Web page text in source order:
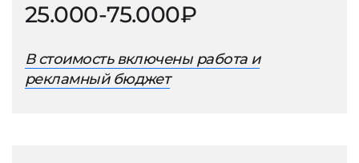
25.000-75.000₽
В стоимость включены работа и
рекламный бюджет